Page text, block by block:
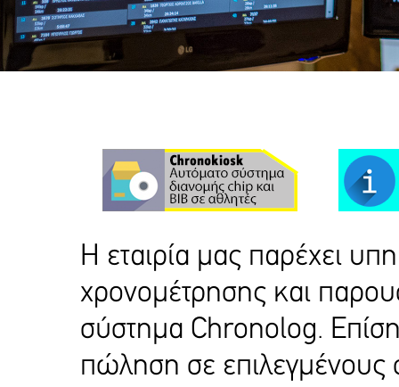
Η εταιρία μας παρέχει
χρονομέτρησης και
σύστημα Chronolog.
πώληση σε επιλεγμένους